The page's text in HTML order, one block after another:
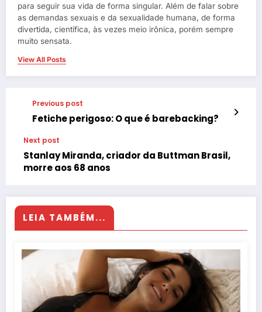
para seguir sua vida de forma singular. Além de falar sobre
as demandas sexuais e da sexualidade humana, de forma
divertida, científica, às vezes meio irônica, porém sempre
muito sensata.
View All Posts
Previous post
Fetiche perigoso: O que é barebacking?
Next post
Stanlay Miranda, criador da Buttman Brasil,
morre aos 68 anos
LEIA TAMBÉM...